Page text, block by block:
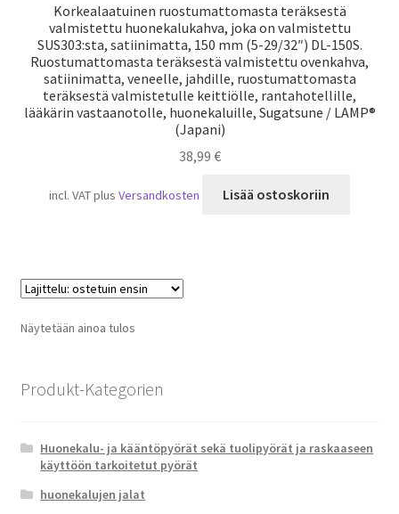
Korkealaatuinen ruostumattomasta teräksestä
valmistettu huonekalukahva, joka on valmistettu
SUS303:sta, satiinimatta, 150 mm (5-29/32″) DL-150S.
Ruostumattomasta teräksestä valmistettu ovenkahva,
satiinimatta, veneelle, jahdille, ruostumattomasta
teräksestä valmistetulle keittiölle, rantahotellille,
lääkärin vastaanotolle, huonekaluille, Sugatsune / LAMP®
(Japani)
38,99 €
incl. VATplusVersandkosten Lisää ostoskoriin
Näytetään ainoa tulos
Produkt-Kategorien
Huonekalu- ja kääntöpyörät sekä tuolipyörät ja raskaaseen
käyttöön tarkoitetut pyörät
huonekalujen jalat